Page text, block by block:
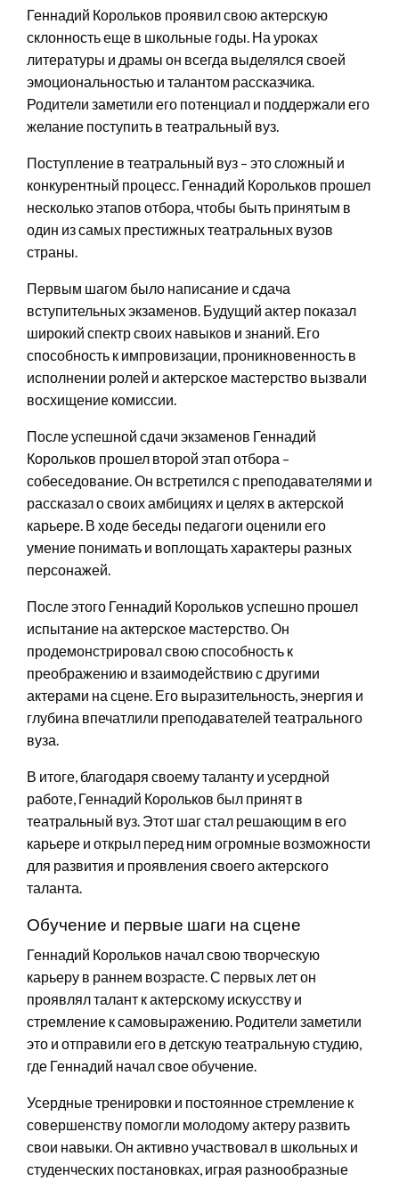
Геннадий Корольков проявил свою актерскую
склонность еще в школьные годы. На уроках
литературы и драмы он всегда выделялся своей
эмоциональностью и талантом рассказчика.
Родители заметили его потенциал и поддержали его
желание поступить в театральный вуз.
Поступление в театральный вуз – это сложный и
конкурентный процесс. Геннадий Корольков прошел
несколько этапов отбора, чтобы быть принятым в
один из самых престижных театральных вузов
страны.
Первым шагом было написание и сдача
вступительных экзаменов. Будущий актер показал
широкий спектр своих навыков и знаний. Его
способность к импровизации, проникновенность в
исполнении ролей и актерское мастерство вызвали
восхищение комиссии.
После успешной сдачи экзаменов Геннадий
Корольков прошел второй этап отбора –
собеседование. Он встретился с преподавателями и
рассказал о своих амбициях и целях в актерской
карьере. В ходе беседы педагоги оценили его
умение понимать и воплощать характеры разных
персонажей.
После этого Геннадий Корольков успешно прошел
испытание на актерское мастерство. Он
продемонстрировал свою способность к
преображению и взаимодействию с другими
актерами на сцене. Его выразительность, энергия и
глубина впечатлили преподавателей театрального
вуза.
В итоге, благодаря своему таланту и усердной
работе, Геннадий Корольков был принят в
театральный вуз. Этот шаг стал решающим в его
карьере и открыл перед ним огромные возможности
для развития и проявления своего актерского
таланта.
Обучение и первые шаги на сцене
Геннадий Корольков начал свою творческую
карьеру в раннем возрасте. С первых лет он
проявлял талант к актерскому искусству и
стремление к самовыражению. Родители заметили
это и отправили его в детскую театральную студию,
где Геннадий начал свое обучение.
Усердные тренировки и постоянное стремление к
совершенству помогли молодому актеру развить
свои навыки. Он активно участвовал в школьных и
студенческих постановках, играя разнообразные